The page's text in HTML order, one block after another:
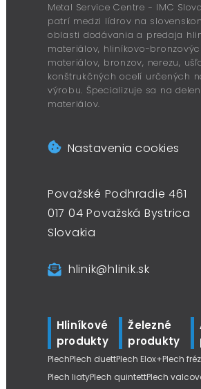
Metal Service Centre - IMC
patrí medzi lídrov na
oblasti dodávania a predaja
materiálov, hliníkovo-
materiálov, bronzov, nerezu,
konštrukčných ocelí určených
výrobu. Špecializuje sa na
materiálov.
Nastavenia cookies
Považské Podhradie 461
017 04 Považská Bystrica
Slovakia
hlinik@hlinik.sk
Hliníkové
produkty
Železné
produkty
PlechPlech duettPlech Elox+Plech
Plech liatyPlech quintettPlech